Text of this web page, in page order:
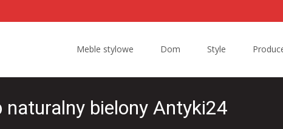
Meble stylowe
Dom Style
naturalny bielony Antyki24